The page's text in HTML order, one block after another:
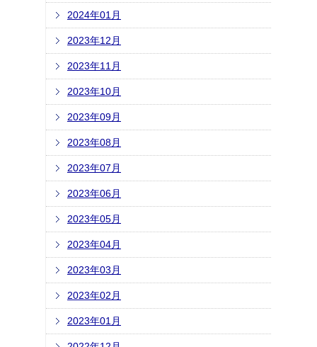
2024年01月
2023年12月
2023年11月
2023年10月
2023年09月
2023年08月
2023年07月
2023年06月
2023年05月
2023年04月
2023年03月
2023年02月
2023年01月